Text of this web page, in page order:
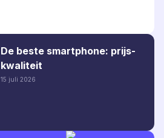
De beste smartphone: prijs-
kwaliteit
15 juli 2026